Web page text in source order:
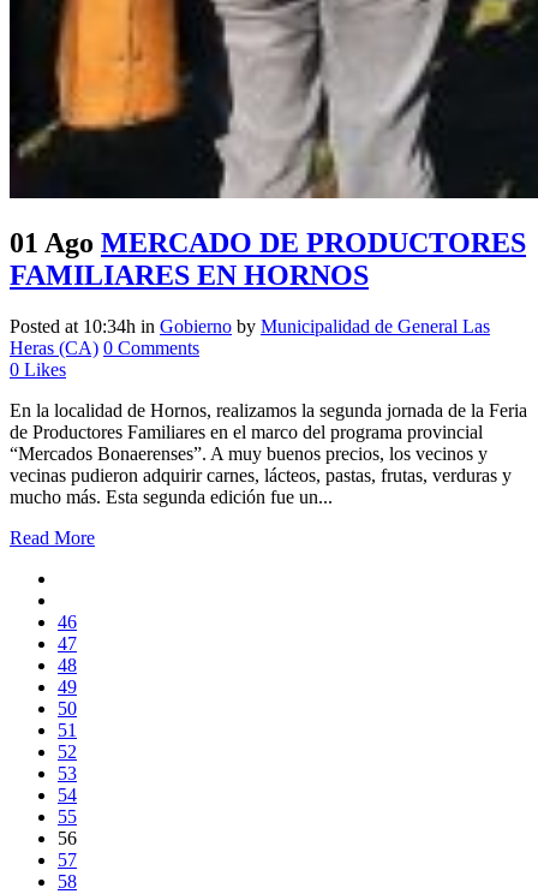
01 Ago MERCADO DE PRODUCTORES
FAMILIARES EN HORNOS
Posted at 10:34h in Gobierno by Municipalidad de General Las
Heras (CA) 0 Comments
0 Likes
En la localidad de Hornos, realizamos la segunda jornada de la Feria
de Productores Familiares en el marco del programa provincial
“Mercados Bonaerenses”. A muy buenos precios, los vecinos y
vecinas pudieron adquirir carnes, lácteos, pastas, frutas, verduras y
mucho más. Esta segunda edición fue un...
Read More
46
47
48
49
50
51
52
53
54
55
56
57
58